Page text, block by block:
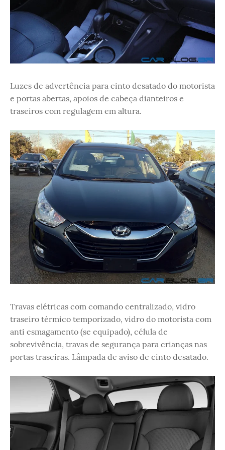
Luzes de advertência para cinto desatado do motorista
e portas abertas, apoios de cabeça dianteiros e
traseiros com regulagem em altura.
Travas elétricas com comando centralizado, vidro
traseiro térmico temporizado, vidro do motorista com
anti esmagamento (se equipado), célula de
sobrevivência, travas de segurança para crianças nas
portas traseiras. Lâmpada de aviso de cinto desatado.